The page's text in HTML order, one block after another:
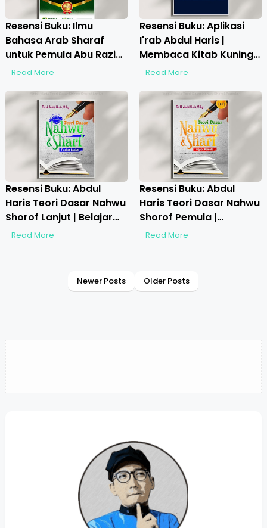
Resensi Buku: Ilmu
Bahasa Arab Sharaf
untuk Pemula Abu Razin |
Menggali Grammar Arab
Read More
Resensi Buku: Aplikasi
I'rab Abdul Haris |
Membaca Kitab Kuning
dengan Mudah
Read More
Resensi Buku: Abdul
Haris Teori Dasar Nahwu
Shorof Lanjut | Belajar
Nahwu dan Shorof
Read More
Resensi Buku: Abdul
Haris Teori Dasar Nahwu
Shorof Pemula |
Panduan Belajar Ilmu
Read More
Newer Posts Older Posts